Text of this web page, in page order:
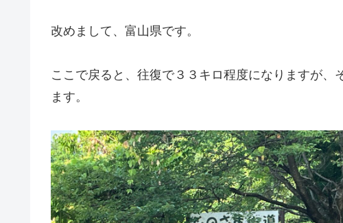
改めまして、富山県です。
ここで戻ると、往復で３３キロ程度になりますが
ます。